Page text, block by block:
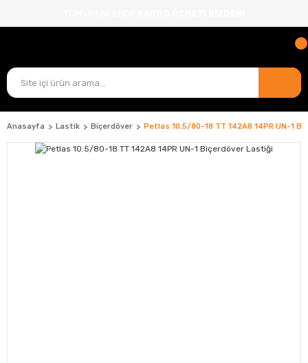
Anasayfa Lastik Biçerdöver Petlas 10.5/80-18 TT 142A8 14PR UN-1